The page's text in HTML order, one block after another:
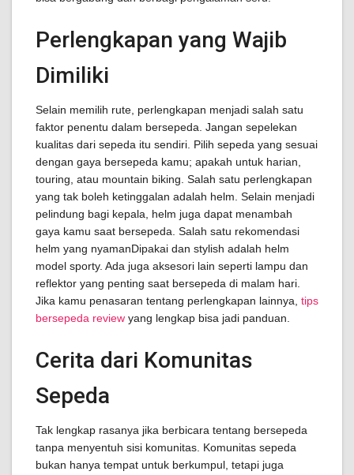
Perlengkapan yang Wajib
Dimiliki
Selain memilih rute, perlengkapan menjadi salah satu
faktor penentu dalam bersepeda. Jangan sepelekan
kualitas dari sepeda itu sendiri. Pilih sepeda yang sesuai
dengan gaya bersepeda kamu; apakah untuk harian,
touring, atau mountain biking. Salah satu perlengkapan
yang tak boleh ketinggalan adalah helm. Selain menjadi
pelindung bagi kepala, helm juga dapat menambah
gaya kamu saat bersepeda. Salah satu rekomendasi
helm yang nyamanDipakai dan stylish adalah helm
model sporty. Ada juga aksesori lain seperti lampu dan
reflektor yang penting saat bersepeda di malam hari.
Jika kamu penasaran tentang perlengkapan lainnya, tips
bersepeda review yang lengkap bisa jadi panduan.
Cerita dari Komunitas
Sepeda
Tak lengkap rasanya jika berbicara tentang bersepeda
tanpa menyentuh sisi komunitas. Komunitas sepeda
bukan hanya tempat untuk berkumpul, tetapi juga